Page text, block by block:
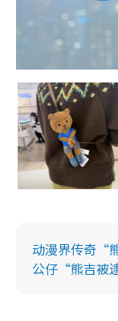
动漫界传奇“
公仔“熊吉被